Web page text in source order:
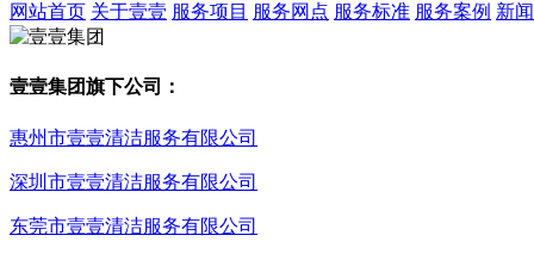
网站首页 关于壹壹 服务项目 服务网点 服务标准 服务案例 新
壹壹集团旗下公司：
惠州市壹壹清洁服务有限公司
深圳市壹壹清洁服务有限公司
东莞市壹壹清洁服务有限公司